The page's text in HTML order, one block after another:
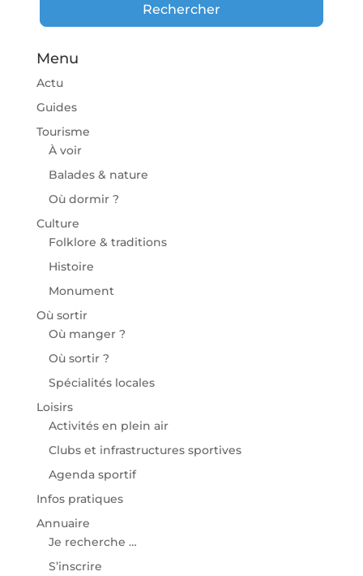
RechercherRechercher
Menu
Actu
Guides
Tourisme
À voir
Balades & nature
Où dormir ?
Culture
Folklore & traditions
Histoire
Monument
Où sortir
Où manger ?
Où sortir ?
Spécialités locales
Loisirs
Activités en plein air
Clubs et infrastructures sportives
Agenda sportif
Infos pratiques
Annuaire
Je recherche …
S’inscrire